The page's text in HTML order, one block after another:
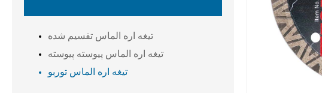
تیغه اره الماس تقسیم شده
تیغه اره الماس پیوسته پیوسته
تیغه اره الماس توربو